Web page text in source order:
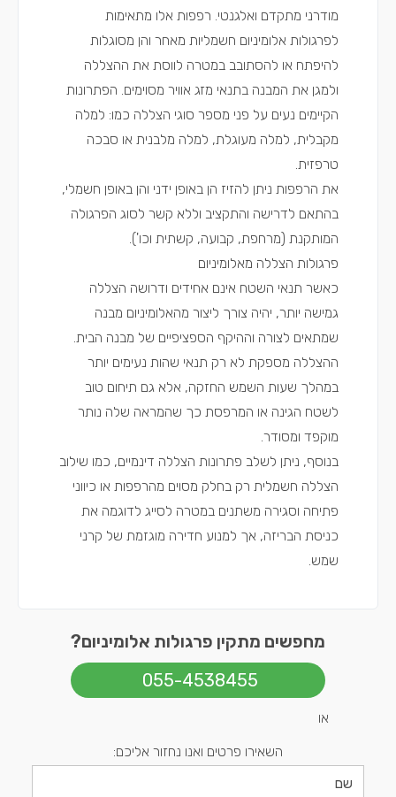
מודרני מתקדם ואלגנטי. רפפות אלו מתאימות
לפרגולות אלומיניום חשמליות מאחר והן מסוגלות
להיפתח או להסתובב במטרה לווסת את ההצללה
ולמגן את המבנה בתנאי מזג אוויר מסוימים. הפתרונות
הקיימים נעים על פני מספר סוגי הצללה כמו: למלה
מקבלית, למלה מעוגלת, למלה מלבנית או סבכה
טרפזית.
את הרפפות ניתן להזיז הן באופן ידני והן באופן חשמלי,
בהתאם לדרישה והתקציב וללא קשר לסוג הפרגולה
המותקנת (מרחפת, קבועה, קשתית וכו').
פרגולות הצללה מאלומיניום
כאשר תנאי השטח אינם אחידים ודרושה הצללה
גמישה יותר, יהיה צורך ליצור מהאלומיניום מבנה
שמתאים לצורה וההיקף הספציפיים של מבנה הבית.
ההצללה מספקת לא רק תנאי שהות נעימים יותר
במהלך שעות השמש החזקה, אלא גם תיחום טוב
לשטח הגינה או המרפסת כך שהמראה שלה נותר
מוקפד ומסודר.
בנוסף, ניתן לשלב פתרונות הצללה דינמיים, כמו שילוב
הצללה חשמלית רק בחלק מסוים מהרפפות או כיווני
פתיחה וסגירה משתנים במטרה לסייג לדוגמה את
כניסת הבריזה, אך למנוע חדירה מוגזמת של קרני
שמש.
מחפשים מתקין פרגולות אלומיניום?
055-4538455
או
השאירו פרטים ואנו נחזור אליכם: